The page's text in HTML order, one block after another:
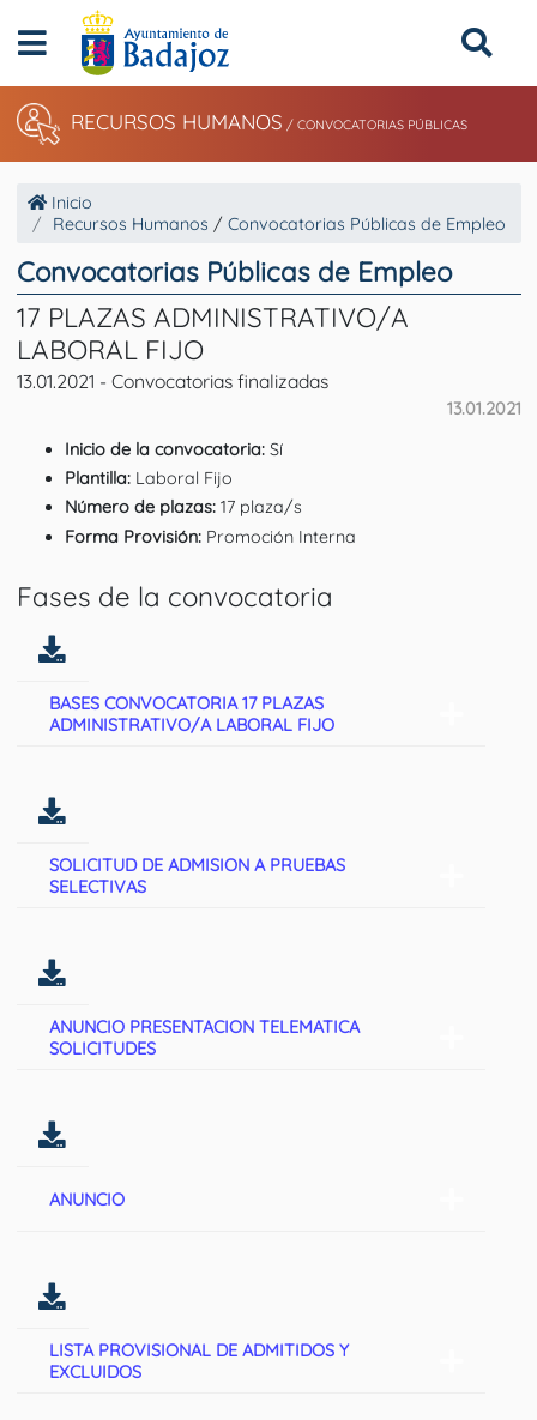
RECURSOS HUMANOS / CONVOCATORIAS PÚBLICAS
Inicio
Recursos Humanos / Convocatorias Públicas de Empleo
Convocatorias Públicas de Empleo
17 PLAZAS ADMINISTRATIVO/A
LABORAL FIJO
13.01.2021 - Convocatorias finalizadas
13.01.2021
Inicio de la convocatoria:Sí
Plantilla: Laboral Fijo
Número de plazas:17 plaza/s
Forma Provisión:Promoción Interna
Fases de la convocatoria
BASES CONVOCATORIA 17 PLAZAS
ADMINISTRATIVO/A LABORAL FIJO
SOLICITUD DE ADMISION A PRUEBAS
SELECTIVAS
ANUNCIO PRESENTACION TELEMATICA
SOLICITUDES
ANUNCIO
LISTA PROVISIONAL DE ADMITIDOS Y
EXCLUIDOS